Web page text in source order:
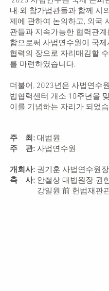
내·외 참가법관들과 함께 시
제에 관하여 논의하고, 외국
관들과 지속가능한 협력관계
함으로써 사법연수원이 국제
협력의 장으로 자리매김할
를 마련하였습니다.
더불어, 2023년은 사법연수
법협력센터 개소 10주년을
이를 기념하는 자리가 되었
주 최: 대법원
주 관: 사법연수원
개회사: 권기훈 사법연수원장
축 사: 안철상 대법원장 권
강일원 前 헌법재판